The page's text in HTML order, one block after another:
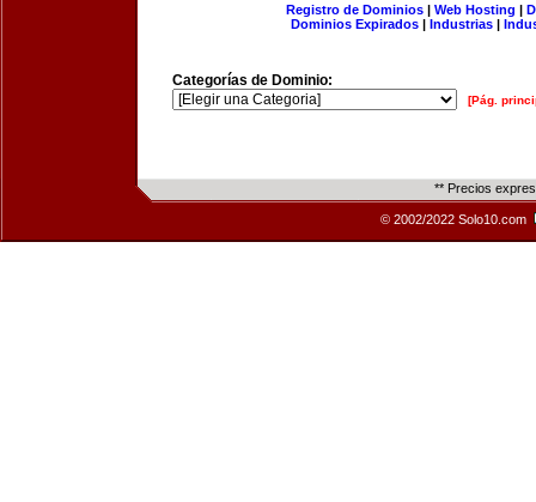
Registro de Dominios| Web Hosting |
Dominios Expirados | Industrias |
Categorías de Dominio:
[Pág.
** Precios
© 2002/2022 Solo10.com